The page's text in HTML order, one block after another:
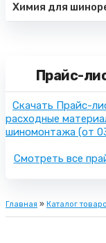
Химия для
Прайс-
Скачать Прайс-
расходные
шиномонтажа (от
Смотреть все
Главная » Каталог